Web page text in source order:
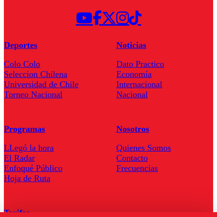
Deportes
Colo Colo
Seleccion Chilena
Universidad de Chile
Torneo Nacional
Noticias
Dato Practico
Economía
Internacional
Nacional
Programas
LLegó la hora
El Radar
Enfoqué Público
Hoja de Ruta
Nosotros
Quienes Somos
Contacto
Frecuencias
Tarifas